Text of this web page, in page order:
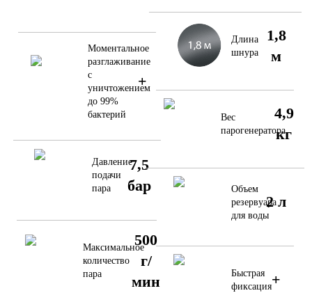
Моментальное
разглаживание
с
уничтожением
до 99%
бактерий
+
Давление
подачи
пара
7,5
бар
Максимальное
количество
пара
500
г/
мин
Длина
шнура
1,8
м
Вес
парогенератора
4,9
кг
Объем
резервуара
для воды
2 л
Быстрая
фиксация+